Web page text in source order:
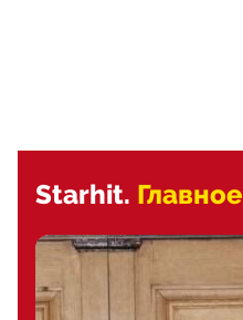
Starhit. Главное